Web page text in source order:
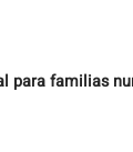
para familias